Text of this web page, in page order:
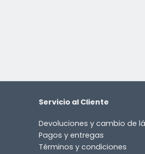
Servicio al Cliente
Devoluciones y cambio de
Pagos y entregas
Términos y condiciones